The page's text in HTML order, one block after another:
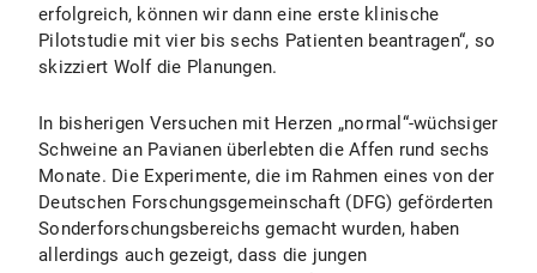
erfolgreich, können wir dann eine erste klinische
Pilotstudie mit vier bis sechs Patienten beantragen“, so
skizziert Wolf die Planungen.
In bisherigen Versuchen mit Herzen „normal“-wüchsiger
Schweine an Pavianen überlebten die Affen rund sechs
Monate. Die Experimente, die im Rahmen eines von der
Deutschen Forschungsgemeinschaft (DFG) geförderten
Sonderforschungsbereichs gemacht wurden, haben
allerdings auch gezeigt, dass die jungen